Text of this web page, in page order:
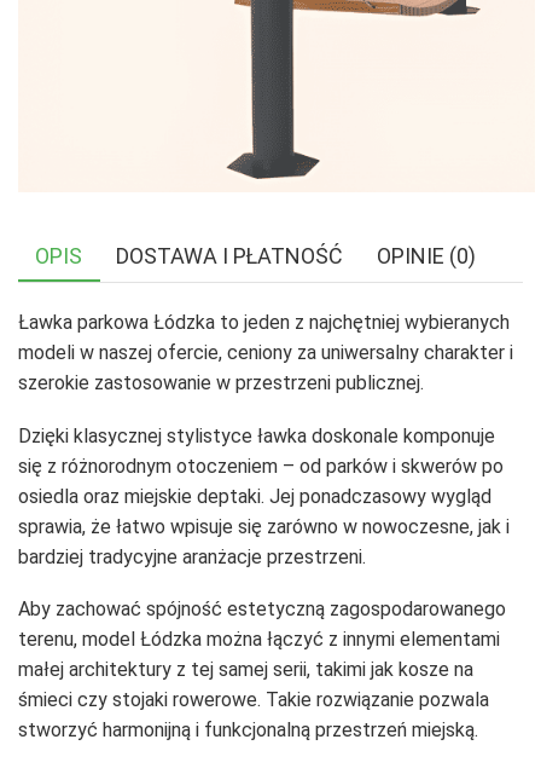
OPIS DOSTAWA I PŁATNOŚĆ OPINIE (0)
Ławka parkowa Łódzka to jeden z najchętniej wybieranych
modeli w naszej ofercie, ceniony za uniwersalny charakter i
szerokie zastosowanie w przestrzeni publicznej.
Dzięki klasycznej stylistyce ławka doskonale komponuje
się z różnorodnym otoczeniem – od parków i skwerów po
osiedla oraz miejskie deptaki. Jej ponadczasowy wygląd
sprawia, że łatwo wpisuje się zarówno w nowoczesne, jak i
bardziej tradycyjne aranżacje przestrzeni.
Aby zachować spójność estetyczną zagospodarowanego
terenu, model Łódzka można łączyć z innymi elementami
małej architektury z tej samej serii, takimi jak kosze na
śmieci czy stojaki rowerowe. Takie rozwiązanie pozwala
stworzyć harmonijną i funkcjonalną przestrzeń miejską.